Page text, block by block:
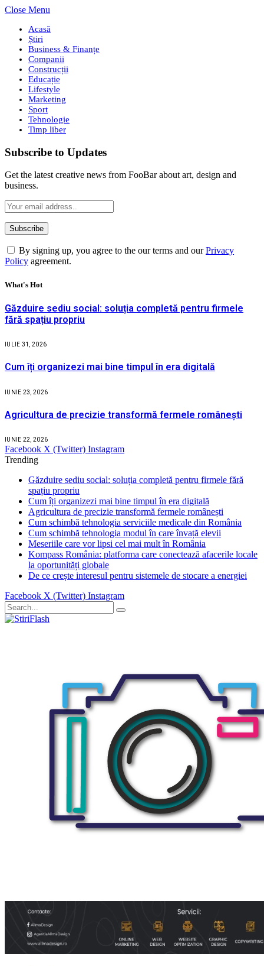
Close Menu
Acasă
Știri
Business & Finanțe
Companii
Construcții
Educație
Lifestyle
Marketing
Sport
Tehnologie
Timp liber
Subscribe to Updates
Get the latest creative news from FooBar about art, design and
business.
By signing up, you agree to the our terms and ourPrivacy
Policy agreement.
What's Hot
Găzduire sediu social: soluția completă pentru firmele
fără spațiu propriu
IULIE 31, 2026
Cum îți organizezi mai bine timpul în era digitală
IUNIE 23, 2026
Agricultura de precizie transformă fermele românești
IUNIE 22, 2026
Facebook X (Twitter) Instagram
Trending
Găzduire sediu social: soluția completă pentru firmele fără
spațiu propriu
Cum îți organizezi mai bine timpul în era digitală
Agricultura de precizie transformă fermele românești
Cum schimbă tehnologia serviciile medicale din România
Cum schimbă tehnologia modul în care învață elevii
Meseriile care vor lipsi cel mai mult în România
Kompass România: platforma care conectează afacerile locale
la oportunități globale
De ce crește interesul pentru sistemele de stocare a energiei
Facebook X (Twitter) Instagram